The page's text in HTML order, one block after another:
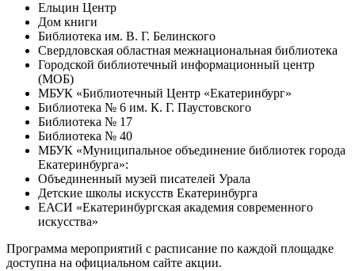
Ельцин Центр
Дом книги
Библиотека им. В. Г. Белинского
Свердловская областная межнациональная библиотека
Городской библиотечный информационный центр
(МОБ)
МБУК «Библиотечный Центр «Екатеринбург»
Библиотека № 6 им. К. Г. Паустовского
Библиотека № 17
Библиотека № 40
МБУК «Муниципальное объединение библиотек города
Екатеринбурга»:
Объединенный музей писателей Урала
Детские школы искусств Екатеринбурга
ЕАСИ «Екатеринбургская академия современного
искусства»
Программа мероприятий с расписание по каждой площадке
доступна на официальном сайте акции.